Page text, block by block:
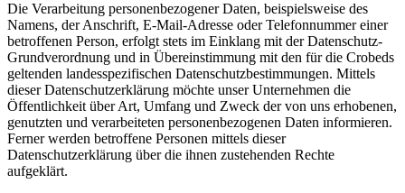
Die Verarbeitung personenbezogener Daten, beispielsweise des
Namens, der Anschrift, E-Mail-Adresse oder Telefonnummer einer
betroffenen Person, erfolgt stets im Einklang mit der Datenschutz-
Grundverordnung und in Übereinstimmung mit den für die Crobeds
geltenden landesspezifischen Datenschutzbestimmungen. Mittels
dieser Datenschutzerklärung möchte unser Unternehmen die
Öffentlichkeit über Art, Umfang und Zweck der von uns erhobenen,
genutzten und verarbeiteten personenbezogenen Daten informieren.
Ferner werden betroffene Personen mittels dieser
Datenschutzerklärung über die ihnen zustehenden Rechte
aufgeklärt.